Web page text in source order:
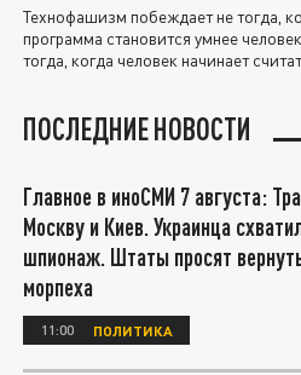
Технофашизм побеждает не тогда,
программа становится умнее
тогда, когда человек начинает
ПОСЛЕДНИЕ НОВОСТИ
Главное в иноСМИ 7 августа:
Москву и Киев. Украинца
шпионаж. Штаты просят
морпеха
11:00 ПОЛИТИКА